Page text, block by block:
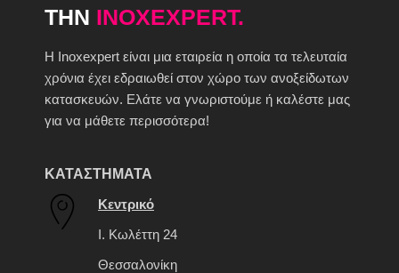
ΤΗΝ INOXEXPERT.
H Inoxexpert είναι μια εταιρεία η οποία τα τελευταία
χρόνια έχει εδραιωθεί στον χώρο των ανοξείδωτων
κατασκευών. Ελάτε να γνωριστούμε ή καλέστε μας
για να μάθετε περισσότερα!
ΚΑΤΑΣΤΗΜΑΤΑ
Κεντρικό
Ι. Κωλέττη 24
Θεσσαλονίκη